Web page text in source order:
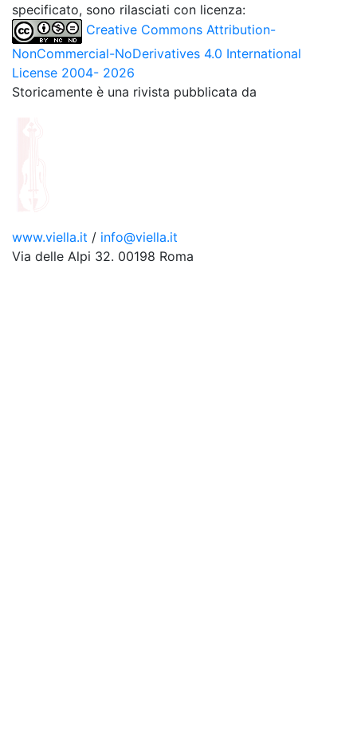
specificato, sono rilasciati con licenza:
Creative Commons Attribution-
NonCommercial-NoDerivatives 4.0 International
License 2004- 2026
Storicamente è una rivista pubblicata da
www.viella.it / info@viella.it
Via delle Alpi 32. 00198 Roma